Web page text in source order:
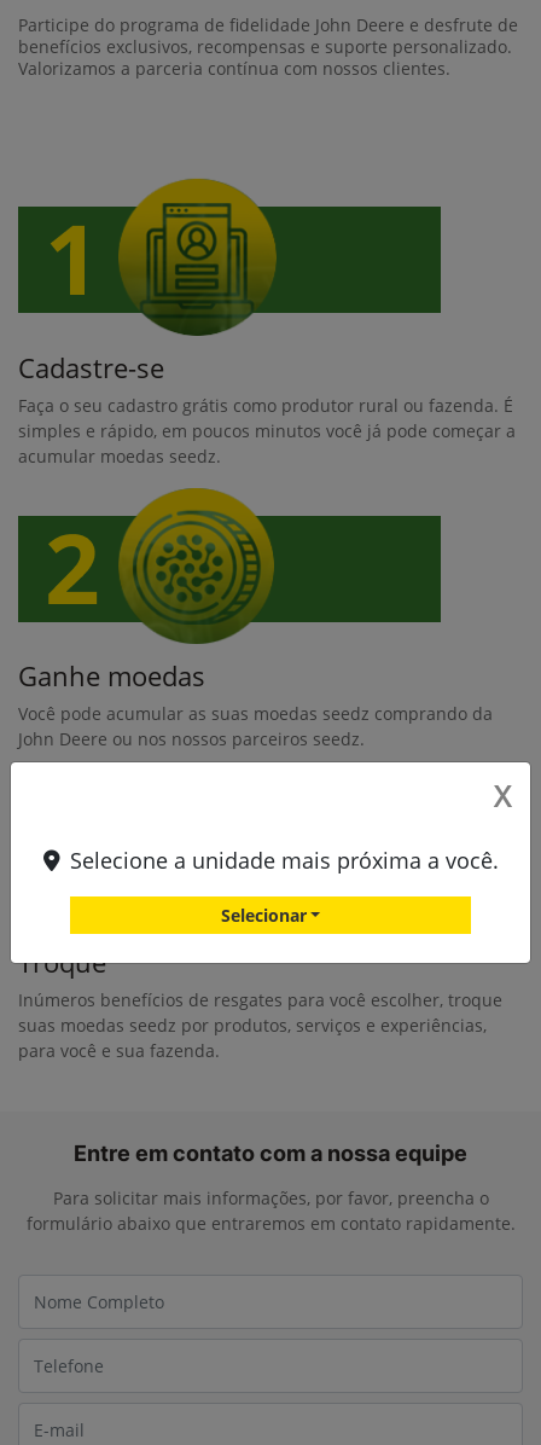
Participe do programa de fidelidade John Deere e desfrute de
benefícios exclusivos, recompensas e suporte personalizado.
Valorizamos a parceria contínua com nossos clientes.
Cadastre-se
Faça o seu cadastro grátis como produtor rural ou fazenda. É
simples e rápido, em poucos minutos você já pode começar a
acumular moedas seedz.
Ganhe moedas
Você pode acumular as suas moedas seedz comprando da
John Deere ou nos nossos parceiros seedz.
Troque
Inúmeros benefícios de resgates para você escolher, troque
suas moedas seedz por produtos, serviços e experiências,
para você e sua fazenda.
Entre em contato com a nossa equipe
Para solicitar mais informações, por favor, preencha o
formulário abaixo que entraremos em contato rapidamente.
X
Selecione a unidade mais próxima a você.
Selecionar